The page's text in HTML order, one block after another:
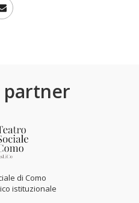
partner
di Como
istituzionale